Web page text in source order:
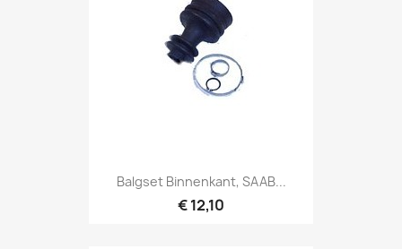
Balgset Binnenkant, SAAB...
€ 12,10